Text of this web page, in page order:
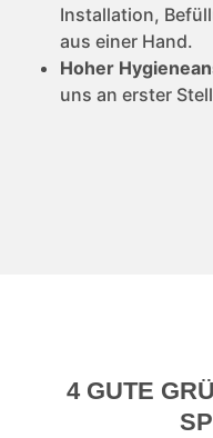
Installation,
aus einer Hand.
Hoher
uns an erster
4 GUTE